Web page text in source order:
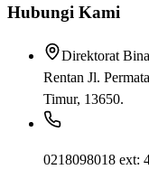
Hubungi Kami
Direktorat
Rentan Jl.
Timur, 13650.
0218098018 ext: